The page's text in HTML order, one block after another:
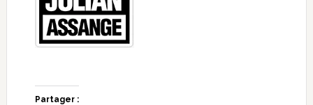
Partager :